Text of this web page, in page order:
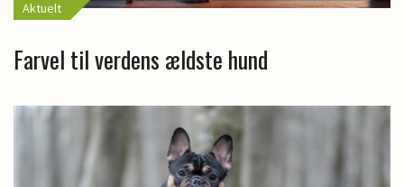
Aktuelt
Farvel til verdens ældste hund